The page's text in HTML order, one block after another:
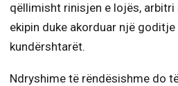
qëllimisht rinisjen e lojës,
ekipin duke akorduar një goditje
kundërshtarët.
Ndryshime të rëndësishme do